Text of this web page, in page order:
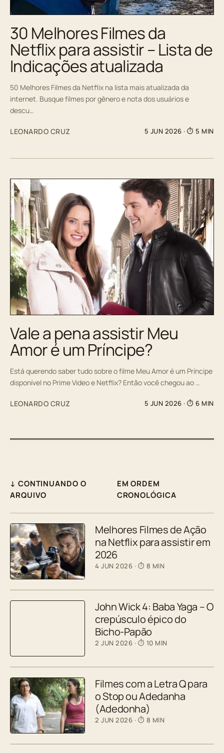
30 Melhores Filmes da
Netflix para assistir – Lista de
Indicações atualizada
50 Melhores Filmes da Netflix na lista mais atualizada da
internet. Busque filmes por gênero e nota dos usuários e
descu…
LEONARDO CRUZ 5 JUN 2026 · ⏱ 5 MIN
Vale a pena assistir Meu
Amor é um Príncipe?
Está querendo saber tudo sobre o filme Meu Amor é um Príncipe
disponível no Prime Video e Netflix? Então você chegou ao …
LEONARDO CRUZ 5 JUN 2026 · ⏱ 6 MIN
↓ CONTINUANDO O
ARQUIVO
EM ORDEM
CRONOLÓGICA
Melhores Filmes de Ação
na Netflix para assistir em
2026
4 JUN 2026 · ⏱ 8 MIN
John Wick 4: Baba Yaga – O
crepúsculo épico do
Bicho-Papão
2 JUN 2026 · ⏱ 10 MIN
Filmes com a Letra Q para
o Stop ou Adedanha
(Adedonha)
2 JUN 2026 · ⏱ 8 MIN